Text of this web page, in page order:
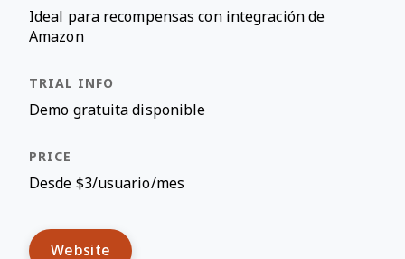
Ideal para recompensas con integración de
Amazon
Demo gratuita disponible
Desde $3/usuario/mes
Website